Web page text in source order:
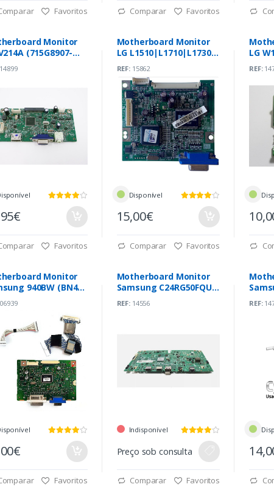
Favoritos Comparar Favoritos
Monitor
(715G8907-
Favoritos
Motherboard Monitor
LG L1510|L1710|L1730
REF:15862
Disponível
15,00€
Comparar Favoritos
LG
REF:
Monitor
940BW (BN41-
Favoritos
Motherboard Monitor
Samsung C24RG50FQU
REF:14556
Indisponível
Preço sob consulta
Comparar Favoritos
REF: